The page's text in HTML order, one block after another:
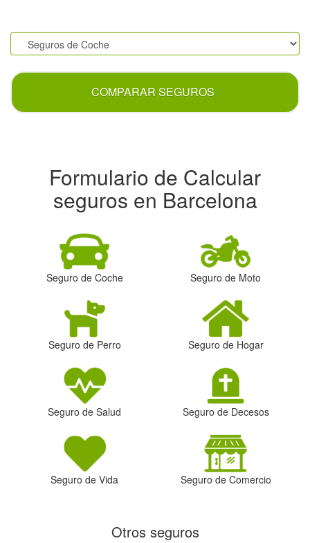
COMPARAR SEGUROS
Formulario de Calcular
seguros en Barcelona
Seguro de Coche Seguro de Moto
Seguro de Perro Seguro de Hogar
Seguro de Salud Seguro de Decesos
Seguro de Vida Seguro de Comercio
Otros seguros